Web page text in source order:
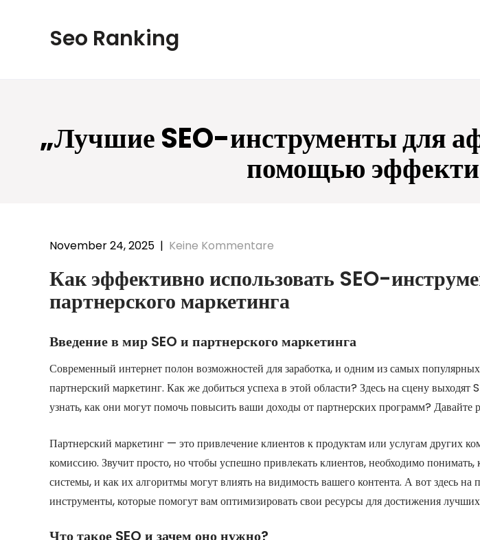
Seo Ranking
„Лучшие SEO-инструменты для
помощью
November 24, 2025 | Keine Kommentare
Как эффективно использовать SEO-
партнерского маркетинга
Введение в мир SEO и партнерского маркетинга
Современный интернет полон возможностей для заработка, и одним из самых популярных
партнерский маркетинг. Как же добиться успеха в этой области? Здесь на сцену
узнать, как они могут помочь повысить ваши доходы от партнерских программ? Давайте
Партнерский маркетинг — это привлечение клиентов к продуктам или услугам других
комиссию. Звучит просто, но чтобы успешно привлекать клиентов, необходимо понимать,
системы, и как их алгоритмы могут влиять на видимость вашего контента. А вот здесь
инструменты, которые помогут вам оптимизировать свои ресурсы для достижения лучших
Что такое SEO и зачем оно нужно?